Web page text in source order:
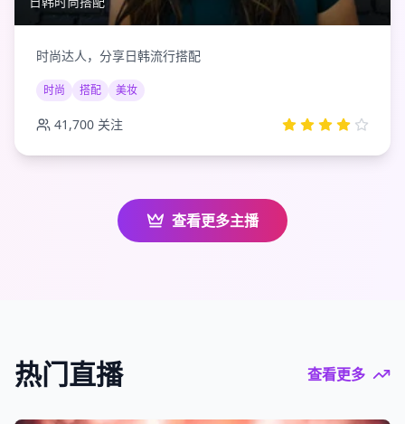
时尚达人，分享日韩流行搭配
时尚 搭配 美妆
41,700 关注
查看更多主播
热门直播 查看更多